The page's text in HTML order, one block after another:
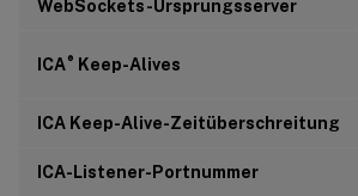
WebSockets-Ursprungsserver
ICA® Keep-Alives
ICA Keep-Alive-Zeitüberschreitung
ICA-Listener-Portnummer